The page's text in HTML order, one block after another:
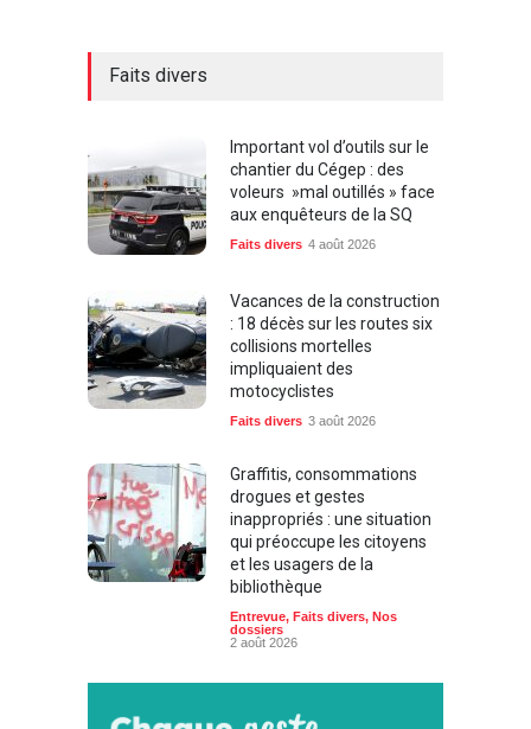
Faits divers
Important vol d’outils sur le
chantier du Cégep : des
voleurs »mal outillés » face
aux enquêteurs de la SQ
Faits divers 4 août 2026
Vacances de la construction
: 18 décès sur les routes six
collisions mortelles
impliquaient des
motocyclistes
Faits divers 3 août 2026
Graffitis, consommations
drogues et gestes
inappropriés : une situation
qui préoccupe les citoyens
et les usagers de la
bibliothèque
Entrevue, Faits divers, Nos
dossiers
2 août 2026